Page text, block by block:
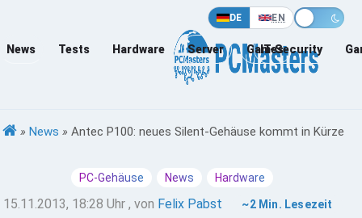
DE EN
News Tests Hardware Server Games
IT-Security
» News » Antec P100: neues Silent-Gehäuse kommt in Kürze
PC-Gehäuse News Hardware
15.11.2013, 18:28 Uhr , von Felix Pabst ~2 Min. Lesezeit